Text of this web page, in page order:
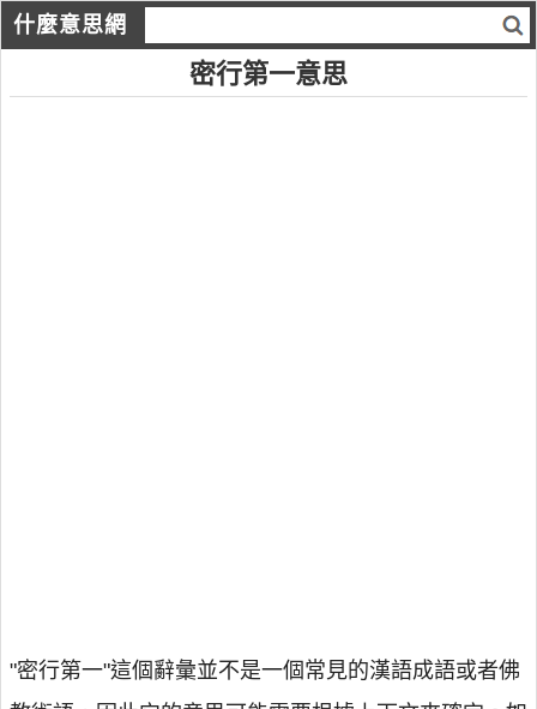
什麼意思網
密行第一意思
"密行第一"這個辭彙並不是一個常見的漢語成語或者佛